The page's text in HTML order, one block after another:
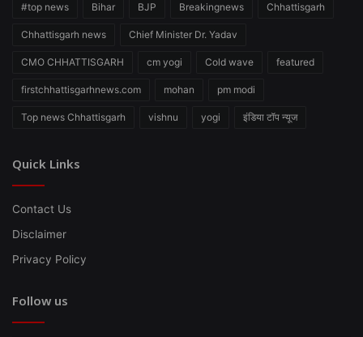
#top news Bihar BJP Breakingnews Chhattisgarh
Chhattisgarh news Chief Minister Dr. Yadav
CMO CHHATTISGARH cm yogi Cold wave featured
firstchhattisgarhnews.com mohan pm modi
Top news Chhattisgarh vishnu yogi इंडिया टॉप न्यूज
Quick Links
Contact Us
Disclaimer
Privacy Policy
Follow us